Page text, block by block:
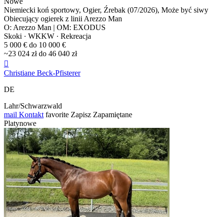
Niemiecki koń sportowy, Ogier, Źrebak (07/2026), Może być siwy
Obiecujący ogierek z linii Arezzo Man
O: Arezzo Man | OM: EXODUS
Skoki · WKKW · Rekreacja
5 000 € do 10 000 €
~23 024 zł do 46 040 zł

Christiane Beck-Pfisterer
DE
Lahr/Schwarzwald
mail Kontakt favorite Zapisz Zapamiętane
Platynowe